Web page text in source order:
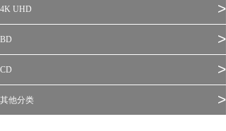
4K UHD >
BD >
CD >
其他分类 >